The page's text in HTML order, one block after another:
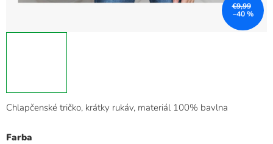
Chlapčenské tričko, krátky rukáv, materiál 100% bavlna
Farba
€9,99
–40 %